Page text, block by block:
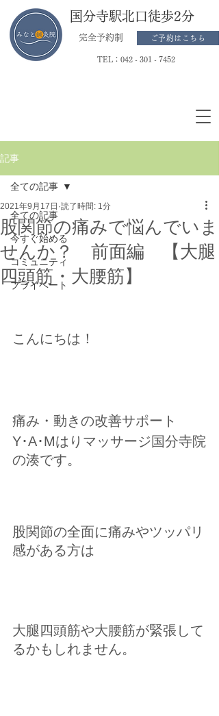
国分寺駅北口徒歩2分
完全予約制 ご予約はこちら
TEL： 042 - 301 - 7452
記事
全ての記事
今すぐ始める
コミュニティ
プライベート
全ての記事
股関節の痛みで悩んでいま
せんか？ 前面編 【大腿
四頭筋・大腰筋】
2021年9月17日 読了時間: 1分
こんにちは！
痛み・動きの改善サポート
Y･A･Mはりマッサージ国分寺院
の湊です。
股関節の全面に痛みやツッパリ
感がある方は
大腿四頭筋や大腰筋が緊張して
るかもしれません。